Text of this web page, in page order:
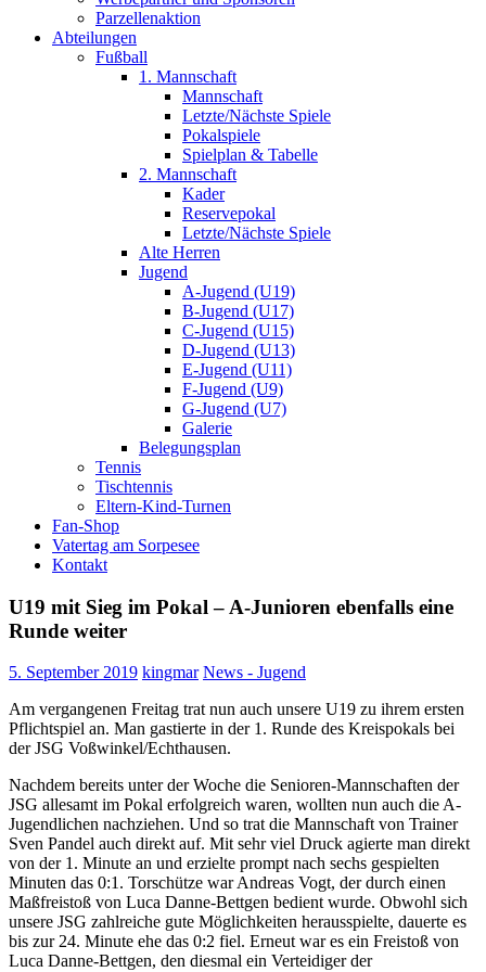
Parzellenaktion
Abteilungen
Fußball
1. Mannschaft
Mannschaft
Letzte/Nächste Spiele
Pokalspiele
Spielplan & Tabelle
2. Mannschaft
Kader
Reservepokal
Letzte/Nächste Spiele
Alte Herren
Jugend
A-Jugend (U19)
B-Jugend (U17)
C-Jugend (U15)
D-Jugend (U13)
E-Jugend (U11)
F-Jugend (U9)
G-Jugend (U7)
Galerie
Belegungsplan
Tennis
Tischtennis
Eltern-Kind-Turnen
Fan-Shop
Vatertag am Sorpesee
Kontakt
U19 mit Sieg im Pokal – A-Junioren ebenfalls eine
Runde weiter
5. September 2019 kingmar News - Jugend
Am vergangenen Freitag trat nun auch unsere U19 zu ihrem ersten
Pflichtspiel an. Man gastierte in der 1. Runde des Kreispokals bei
der JSG Voßwinkel/Echthausen.
Nachdem bereits unter der Woche die Senioren-Mannschaften der
JSG allesamt im Pokal erfolgreich waren, wollten nun auch die A-
Jugendlichen nachziehen. Und so trat die Mannschaft von Trainer
Sven Pandel auch direkt auf. Mit sehr viel Druck agierte man direkt
von der 1. Minute an und erzielte prompt nach sechs gespielten
Minuten das 0:1. Torschütze war Andreas Vogt, der durch einen
Maßfreistoß von Luca Danne-Bettgen bedient wurde. Obwohl sich
unsere JSG zahlreiche gute Möglichkeiten herausspielte, dauerte es
bis zur 24. Minute ehe das 0:2 fiel. Erneut war es ein Freistoß von
Luca Danne-Bettgen, den diesmal ein Verteidiger der